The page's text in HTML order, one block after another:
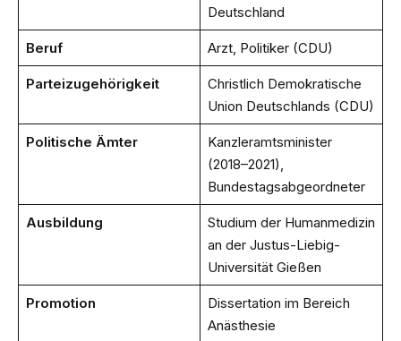
Deutschland
Beruf Arzt, Politiker (CDU)
Parteizugehörigkeit
Christlich Demokratische
Union Deutschlands (CDU)
Politische Ämter
Kanzleramtsminister
(2018–2021),
Bundestagsabgeordneter
Ausbildung
Studium der Humanmedizin
an der Justus-Liebig-
Universität Gießen
Promotion
Dissertation im Bereich
Anästhesie